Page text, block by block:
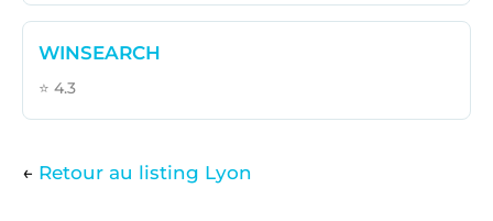
WINSEARCH
⭐ 4.3
← Retour au listing Lyon